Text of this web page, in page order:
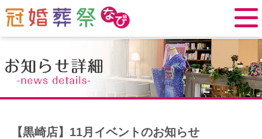
【黒崎店】11月イベントのお知らせ